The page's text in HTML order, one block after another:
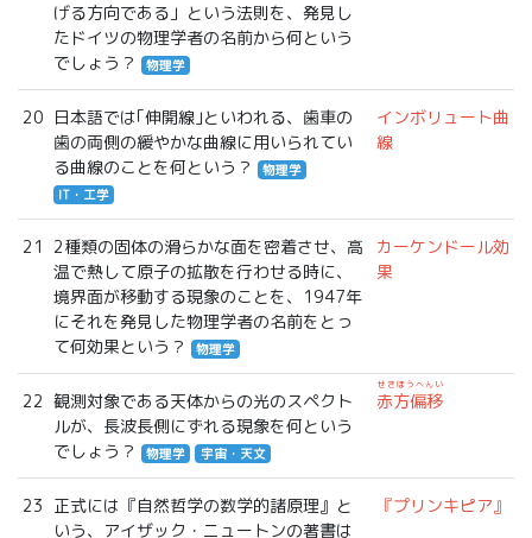
げる方向である」という法則を、発見し
たドイツの物理学者の名前から何という
でしょう？
物理学
20 日本語では｢伸開線｣といわれる、歯車の
歯の両側の緩やかな曲線に用いられてい
る曲線のことを何という？
物理学
IT・工学
インボリュート曲
線
21
2種類の固体の滑らかな面を密着させ、高
温で熱して原子の拡散を行わせる時に、
境界面が移動する現象のことを、1947年
にそれを発見した物理学者の名前をとっ
て何効果という？
物理学
カーケンドール効
果
22 観測対象である天体からの光のスペクト
ルが、長波長側にずれる現象を何という
でしょう？
物理学 宇宙・天文
赤方偏移
せきほうへんい
23 正式には『自然哲学の数学的諸原理』と
いう、アイザック・ニュートンの著書は
『プリンキピア』